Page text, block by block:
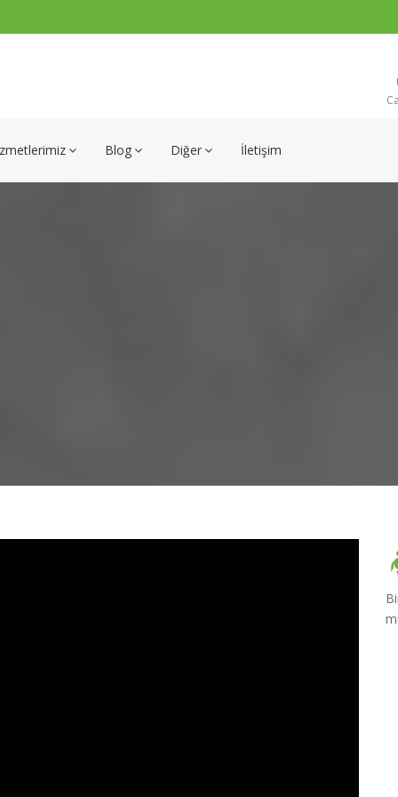
Blog Diğer İletişim